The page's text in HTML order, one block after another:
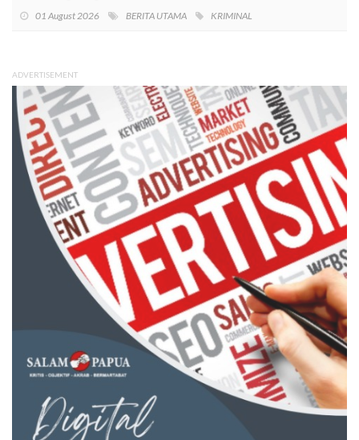
01 August 2026 BERITA UTAMA KRIMINAL
ADVERTISEMENT